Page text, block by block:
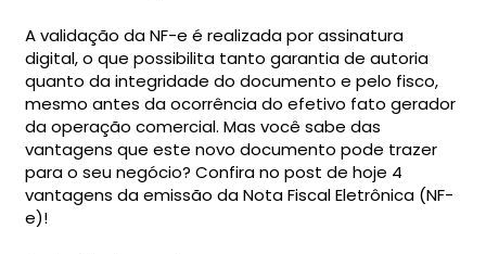
A validação da NF-e é realizada por assinatura
digital, o que possibilita tanto garantia de autoria
quanto da integridade do documento e pelo fisco,
mesmo antes da ocorrência do efetivo fato gerador
da operação comercial. Mas você sabe das
vantagens que este novo documento pode trazer
para o seu negócio? Confira no post de hoje 4
vantagens da emissão da Nota Fiscal Eletrônica (NF-
e)!